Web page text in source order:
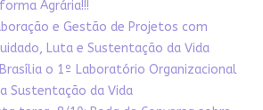
Agrária!!!
e Gestão de Projetos com
Luta e Sustentação da Vida
o 1º Laboratório Organizacional
Sustentação da Vida